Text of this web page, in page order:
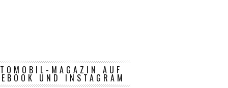
MAGAZIN AUF
UND INSTAGRAM